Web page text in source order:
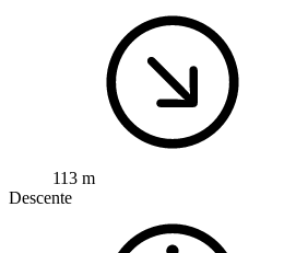
113 m
Descente